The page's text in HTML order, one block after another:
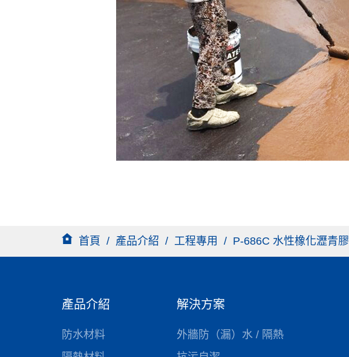
首頁 / 產品介紹 / 工程專用 / P-686C 水性橡化瀝青膠
產品介紹
防水材料
解決方案
外牆防（漏）水 / 隔熱